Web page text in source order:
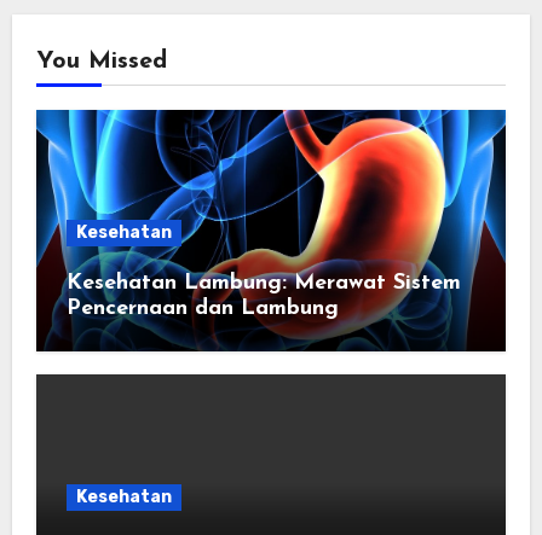
You Missed
Kesehatan
Kesehatan Lambung: Merawat Sistem
Pencernaan dan Lambung
Kesehatan